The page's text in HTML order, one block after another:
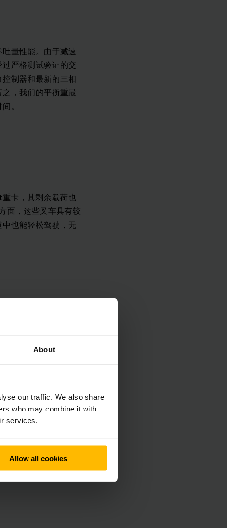
About
our traffic. We also share
who may combine it with
services.
Allow all cookies
量性能。由于减速
严格测试验证的交
制器和最新的三相
，我们的平衡重最
。
卡，其剩余载荷也
面，这些叉车具有较
也能轻松驾驶，无
2t 卡车为您提供快速
个平台上开发的，